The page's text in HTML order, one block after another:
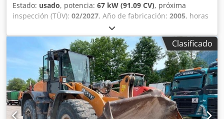
Estado: usado, potencia: 67 kW (91.09 CV), próxima
inspección (TÜV): 02/2027, Año de fabricación: 2005, horas
, Equipamiento:
acondicionado, cabina, tracción a las cuatro ruedas,
Tractor alemán, en uso hasta hace poco. Segundo
propietario: siempre en manos de la administración
estatal de parques, de 2005 a 2017 y de 2017 a 2026.
Tracción total. Motor turbodiésel de 4 cilindros con 4485 cc
y 91 CV. Gran transmisión Hi-LO de 24 velocidades: 4
marchas en 3 gamas, 2 escalonamientos bajo carga y
reversor bajo carga. Cjdpfx Akjy Ean Sj Dsrf 40 km/h.
Clasificado